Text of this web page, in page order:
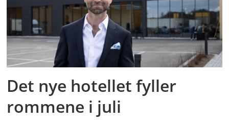
Det nye hotellet fyller
rommene i juli